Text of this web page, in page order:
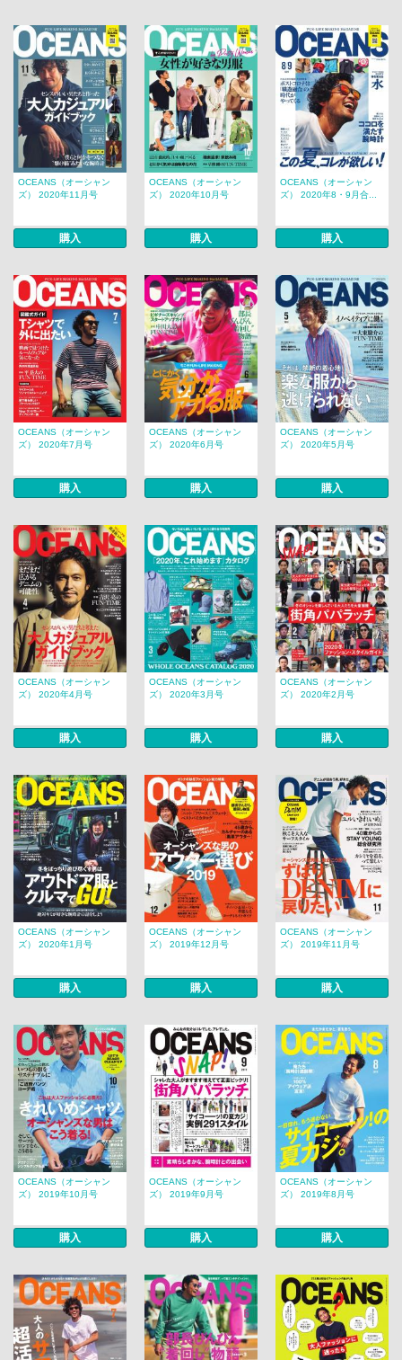
OCEANS（オーシャン
ズ） 2020年11月号
購入
OCEANS（オーシャン
ズ） 2020年10月号
購入
OCEANS（オーシャン
ズ） 2020年8・9月合...
購入
OCEANS（オーシャン
ズ） 2020年7月号
購入
OCEANS（オーシャン
ズ） 2020年6月号
購入
OCEANS（オーシャン
ズ） 2020年5月号
購入
OCEANS（オーシャン
ズ） 2020年4月号
購入
OCEANS（オーシャン
ズ） 2020年3月号
購入
OCEANS（オーシャン
ズ） 2020年2月号
購入
OCEANS（オーシャン
ズ） 2020年1月号
購入
OCEANS（オーシャン
ズ） 2019年12月号
購入
OCEANS（オーシャン
ズ） 2019年11月号
購入
OCEANS（オーシャン
ズ） 2019年10月号
購入
OCEANS（オーシャン
ズ） 2019年9月号
購入
OCEANS（オーシャン
ズ） 2019年8月号
購入